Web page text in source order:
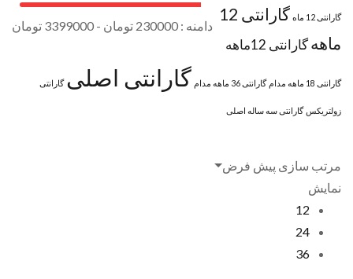
دامنه : 230000 تومان - 3399000 تومان
گارانتی 12 ماه
گارانتی 12
ماههگارانتی 12ماهه
گارانتی 18 ماهه مدام گارانتی 36 ماهه مدام گارانتی اصلی گارانتی
زولتریکس گارانتی سه ساله اصلی
برند ها+
مرتب سازی پیش فرض
نمایش
12
24
36